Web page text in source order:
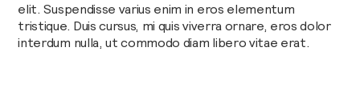
elit. Suspendisse varius enim in eros elementum
tristique. Duis cursus, mi quis viverra ornare, eros dolor
interdum nulla, ut commodo diam libero vitae erat.